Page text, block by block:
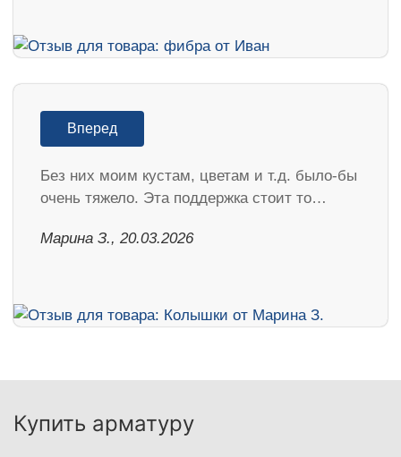
Вперед
Без них моим кустам, цветам и т.д. было-бы
очень тяжело. Эта поддержка стоит то…
Марина З., 20.03.2026
Купить арматуру